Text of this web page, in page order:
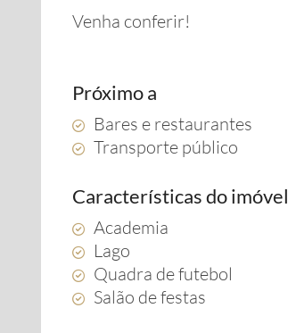
Venha conferir!
Próximo a
Bares e restaurantes
Transporte público
Características do imóvel
Academia
Lago
Quadra de futebol
Salão de festas